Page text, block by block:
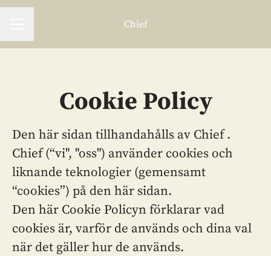
Chief
Cookie Policy
Den här sidan tillhandahålls av Chief .
Chief (“vi", "oss") använder cookies och
liknande teknologier (gemensamt
“cookies”) på den här sidan.
Den här Cookie Policyn förklarar vad
cookies är, varför de används och dina val
när det gäller hur de används.